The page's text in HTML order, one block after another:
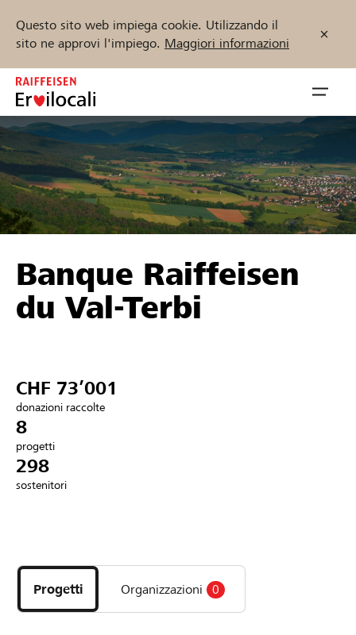
Questo sito web impiega cookie. Utilizzando il
sito ne approvi l'impiego. Maggiori informazioni
Zum
Inhalt
springen
öffnen
Sostenere
Aiuto & supporto
Collegarsi
Trova progetti e organizzazioni
Inizia ora
DE FR IT
Banque Raiffeisen
du Val-Terbi
CHF 73’001
donazioni raccolte
8
progetti
298
sostenitori
i
progetti
e
Progetti Organizzazioni 0